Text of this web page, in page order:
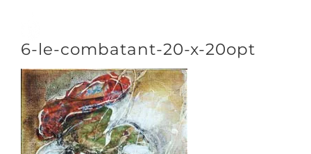
contenu
Toggle
DÉCOUVRIR
VENIR
6-le-combatant-20-x-20opt